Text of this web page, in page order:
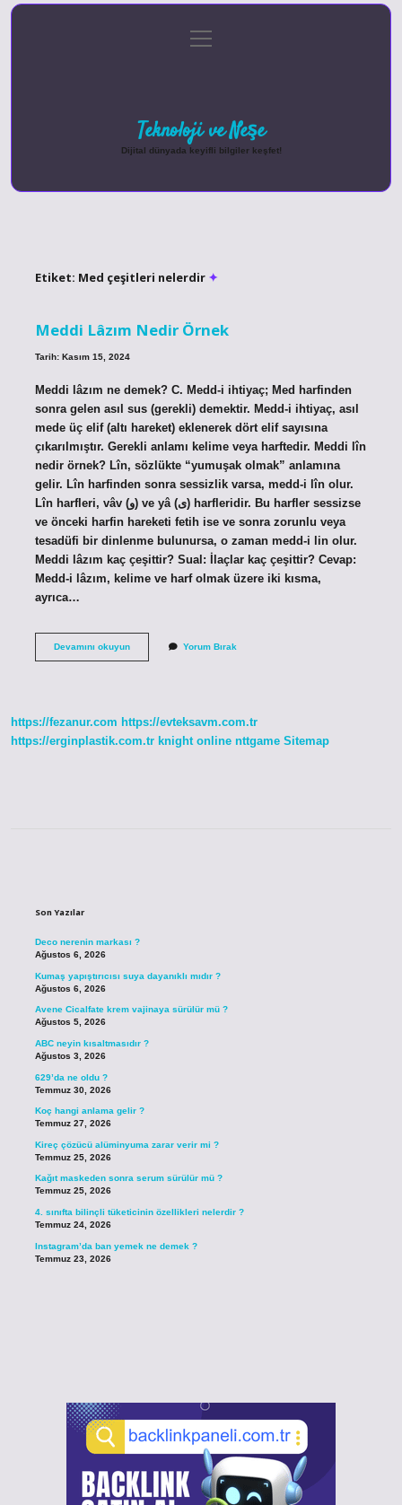
Gizlilik Politikası
menüyü
aç
Teknoloji ve Neşe
Dijital dünyada keyifli bilgiler keşfet!
Etiket: Med çeşitleri nelerdir
Meddi Lâzım Nedir Örnek
Tarih: Kasım 15, 2024
Meddi lâzım ne demek? C. Medd-i ihtiyaç; Med harfinden
sonra gelen asıl sus (gerekli) demektir. Medd-i ihtiyaç, asıl
mede üç elif (altı hareket) eklenerek dört elif sayısına
çıkarılmıştır. Gerekli anlamı kelime veya harftedir. Meddi lîn
nedir örnek? Lîn, sözlükte “yumuşak olmak” anlamına
gelir. Lîn harfinden sonra sessizlik varsa, medd-i lîn olur.
Lîn harfleri, vâv (و) ve yâ (ى) harfleridir. Bu harfler sessizse
ve önceki harfin hareketi fetih ise ve sonra zorunlu veya
tesadüfi bir dinlenme bulunursa, o zaman medd-i lin olur.
Meddi lâzım kaç çeşittir? Sual: İlaçlar kaç çeşittir? Cevap:
Medd-i lâzım, kelime ve harf olmak üzere iki kısma,
ayrıca…
Devamını okuyunMeddi
Yorum Bırak
https://fezanur.com https://evteksavm.com.tr
https://erginplastik.com.tr knight online nttgame Sitemap
Son Yazılar
Deco nerenin markası ?
Ağustos 6, 2026
Kumaş yapıştırıcısı suya dayanıklı mıdır ?
Ağustos 6, 2026
Avene Cicalfate krem vajinaya sürülür mü ?
Ağustos 5, 2026
ABC neyin kısaltmasıdır ?
Ağustos 3, 2026
629’da ne oldu ?
Temmuz 30, 2026
Koç hangi anlama gelir ?
Temmuz 27, 2026
Kireç çözücü alüminyuma zarar verir mi ?
Temmuz 25, 2026
Kağıt maskeden sonra serum sürülür mü ?
Temmuz 25, 2026
4. sınıfta bilinçli tüketicinin özellikleri nelerdir ?
Temmuz 24, 2026
Instagram’da ban yemek ne demek ?
Temmuz 23, 2026